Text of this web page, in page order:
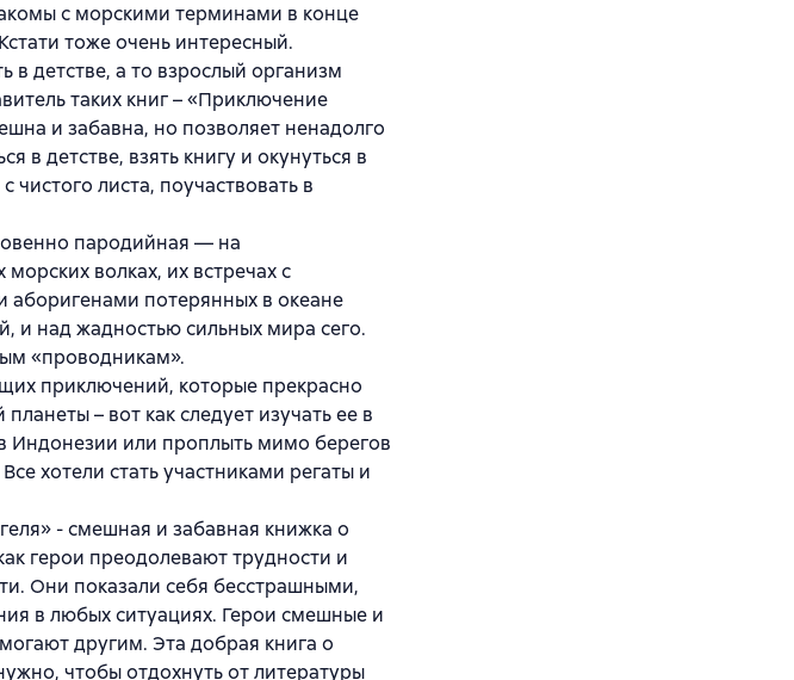
с морскими терминами в конце
тоже очень интересный.
детстве, а то взрослый организм
таких книг – «Приключение
и забавна, но позволяет ненадолго
в детстве, взять книгу и окунуться в
листа, поучаствовать в
пародийная — на
волках, их встречах с
аборигенами потерянных в океане
и над жадностью сильных мира сего.
«проводникам».
приключений, которые прекрасно
– вот как следует изучать ее в
Индонезии или проплыть мимо берегов
хотели стать участниками регаты и
- смешная и забавная книжка о
герои преодолевают трудности и
Они показали себя бесстрашными,
в любых ситуациях. Герои смешные и
другим. Эта добрая книга о
чтобы отдохнуть от литературы